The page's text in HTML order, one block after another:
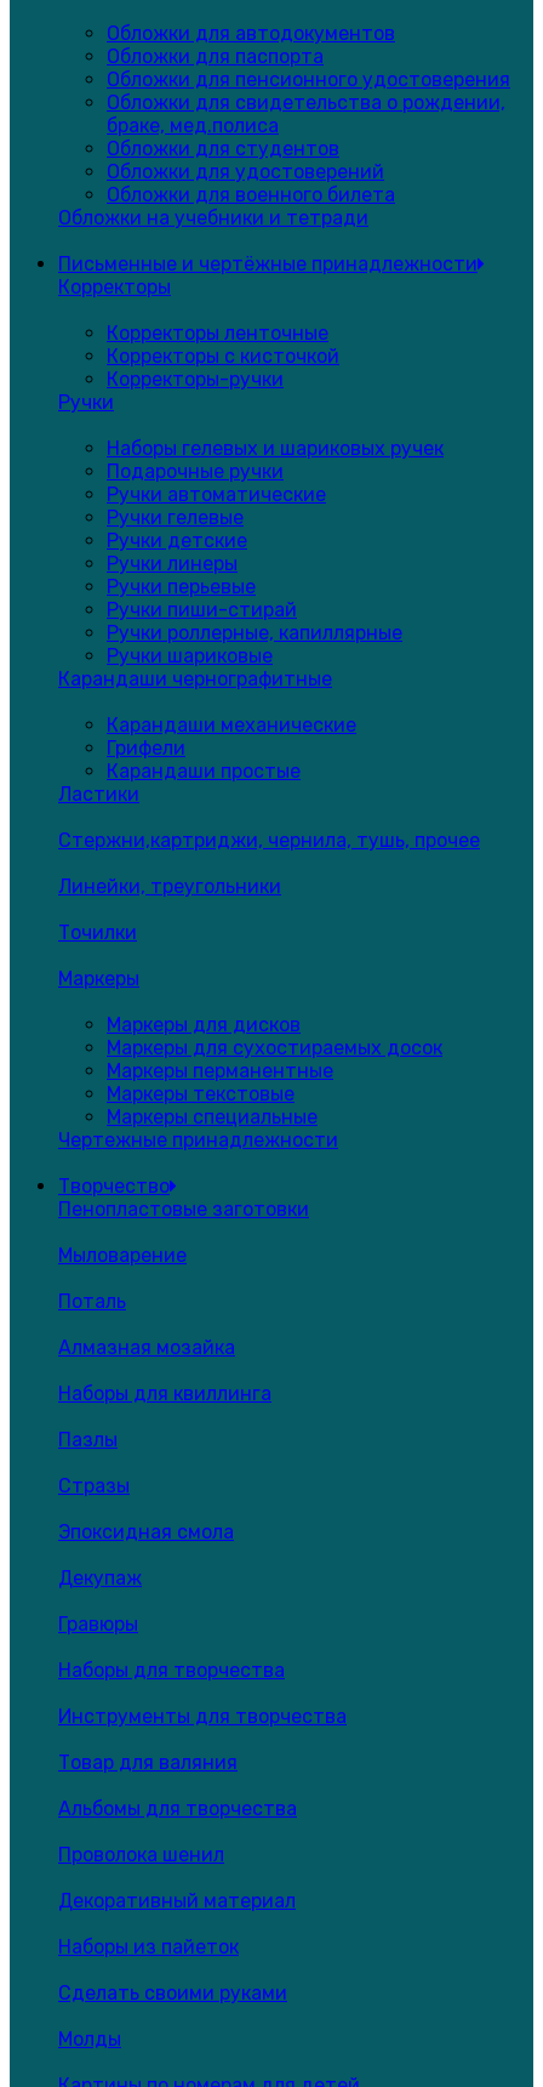
Обложки для автодокументов
Обложки для паспорта
Обложки для пенсионного удостоверения
Обложки для свидетельства о рождении,
браке, мед.полиса
Обложки для студентов
Обложки для удостоверений
Обложки для военного билета
Обложки на учебники и тетради
Письменные и чертёжные принадлежности
Корректоры
Корректоры ленточные
Корректоры с кисточкой
Корректоры-ручки
Ручки
Наборы гелевых и шариковых ручек
Подарочные ручки
Ручки автоматические
Ручки гелевые
Ручки детские
Ручки линеры
Ручки перьевые
Ручки пиши-стирай
Ручки роллерные, капиллярные
Ручки шариковые
Карандаши чернографитные
Карандаши механические
Грифели
Карандаши простые
Ластики
Стержни,картриджи, чернила, тушь, прочее
Линейки, треугольники
Точилки
Маркеры
Маркеры для дисков
Маркеры для сухостираемых досок
Маркеры перманентные
Маркеры текстовые
Маркеры специальные
Чертежные принадлежности
Творчество
Пенопластовые заготовки
Мыловарение
Поталь
Алмазная мозайка
Наборы для квиллинга
Пазлы
Стразы
Эпоксидная смола
Декупаж
Гравюры
Наборы для творчества
Инструменты для творчества
Товар для валяния
Альбомы для творчества
Проволока шенил
Декоративный материал
Наборы из пайеток
Сделать своими руками
Молды